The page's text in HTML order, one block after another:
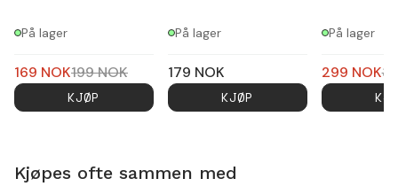
På lager
169 NOK199NOK
KJØP
På lager
179 NOK
KJØP
På lager
299 NOK
Kjøpes ofte sammen med